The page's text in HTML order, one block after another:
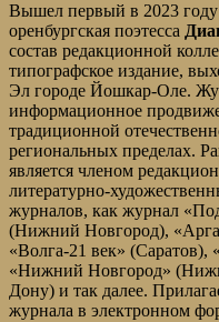
Вышел первый в 2023
оренбургская поэтесса
состав редакционной
типографское издание,
Эл городе Йошкар-Оле.
информационное
традиционной
региональных пределах.
является членом
литературно-
журналов, как журнал
(Нижний Новгород),
«Волга-21 век»
«Нижний Новгород»
Дону) и так далее.
журнала в электронном